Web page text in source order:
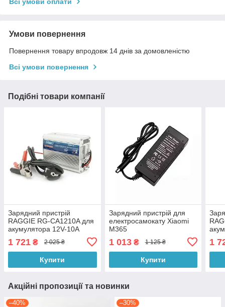
Всі умови оплати
Умови повернення
Повернення товару впродовж 14 днів за домовленістю
Всі умови повернення
Подібні товари компанії
Зарядний пристрій
RAGGIE RG-CA1210A для
акумулятора 12V-10A
1 721 ₴ 2 025 ₴
Купити
Зарядний пристрій для
електросамокату Xiaomi
M365
1 013₴ 1 125 ₴
Купити
1
Акційні пропозиції та новинки
–40% –30%